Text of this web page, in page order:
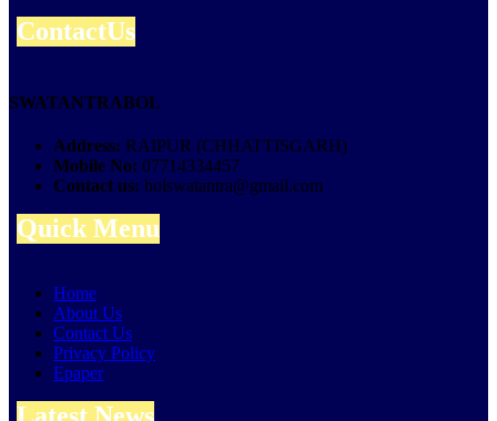
ContactUs
SWATANTRABOL
Address: RAIPUR (CHHATTISGARH)
Mobile No: 07714334457
Contact us: bolswatantra@gmail.com
Quick Menu
Home
About Us
Contact Us
Privacy Policy
Epaper